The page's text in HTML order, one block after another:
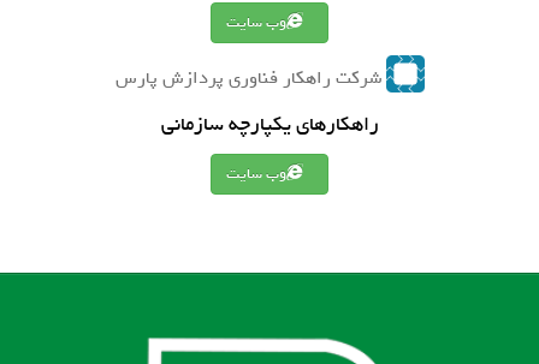
وب سایت
شرکت راهکار فناوری پردازش پارس
راهکارهای یکپارچه سازمانی
وب سایت